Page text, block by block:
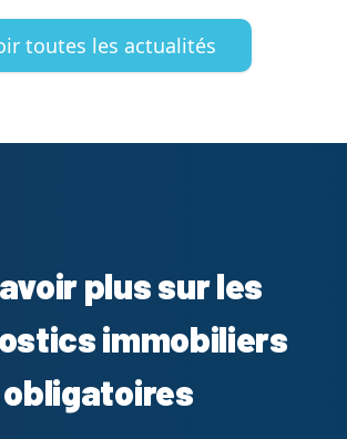
toutes les actualités
plus sur les
immobiliers
obligatoires